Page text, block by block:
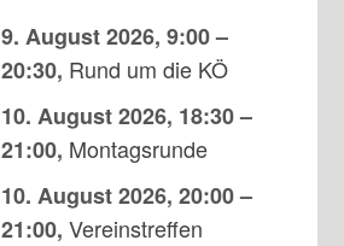
9. August 2026, 9:00–
20:30, Rund um die KÖ
10. August 2026, 18:30–
21:00, Montagsrunde
10. August 2026, 20:00–
21:00, Vereinstreffen